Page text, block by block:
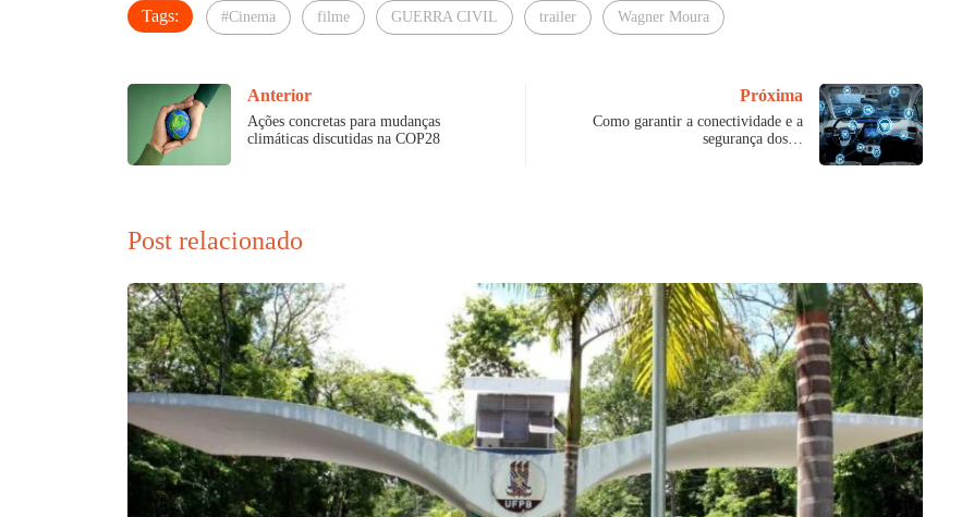
Tags: #Cinema filme GUERRA CIVIL trailer Wagner Moura
Anterior
Ações concretas para mudanças
climáticas discutidas na COP28
Próxima
Como garantir a conectividade e a
segurança dos…
Post relacionado